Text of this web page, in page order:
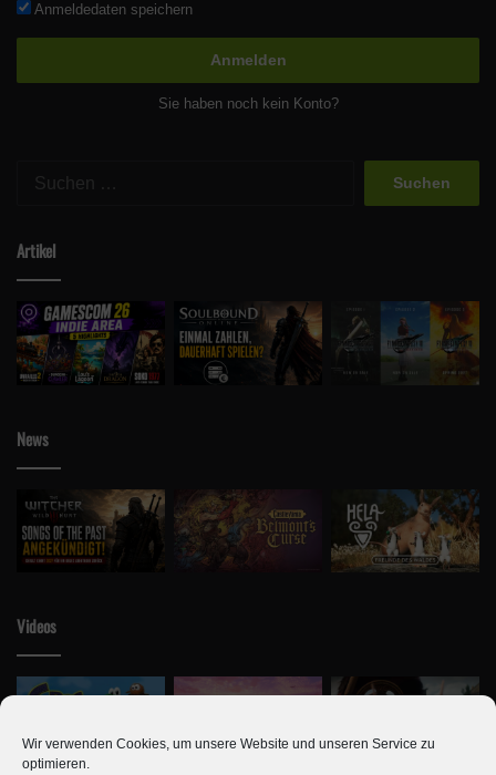
Wir verwenden Cookies, um unsere Website und unseren Service zu
optimieren.
Anmeldedaten speichern
Anmelden
Sie haben noch kein Konto?
Artikel
News
Videos